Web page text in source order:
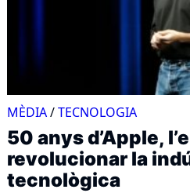
MÈDIA/TECNOLOGIA
50 anys d’Apple,
revolucionar la
tecnològica